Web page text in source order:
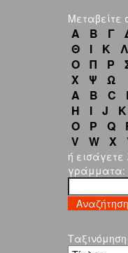
Μεταβείτε
Α
Β Γ
Θ
Ι Κ Λ
Ο
Π Ρ
Χ
Ψ
Ω
A
B C
H
I J K
O
P Q
V
W X
ή
γράμματα: